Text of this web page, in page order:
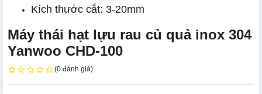
Kích thước cắt: 3-20mm
Máy thái hạt lựu rau củ quả inox 304
Yanwoo CHD-100
(0 đánh giá)